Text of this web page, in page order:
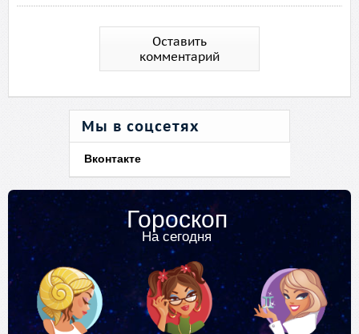
Оставить
комментарий
Мы в соцсетях
Вконтакте
Гороскоп
На сегодня